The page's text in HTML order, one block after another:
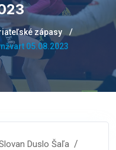
zápasy
05.08.2023
Duslo Šaľa